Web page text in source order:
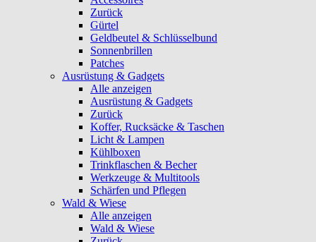
Zurück
Gürtel
Geldbeutel & Schlüsselbund
Sonnenbrillen
Patches
Ausrüstung & Gadgets
Alle anzeigen
Ausrüstung & Gadgets
Zurück
Koffer, Rucksäcke & Taschen
Licht & Lampen
Kühlboxen
Trinkflaschen & Becher
Werkzeuge & Multitools
Schärfen und Pflegen
Wald & Wiese
Alle anzeigen
Wald & Wiese